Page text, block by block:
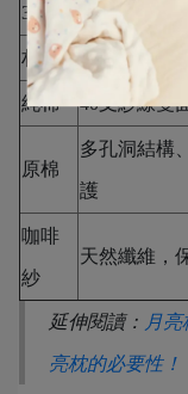
3種枕套材質比較
材質 特性
純棉 40支紗線雙
原棉
多孔洞結構
護
咖啡
紗
天然纖維，
延伸閱讀： 月
亮枕的必要性！